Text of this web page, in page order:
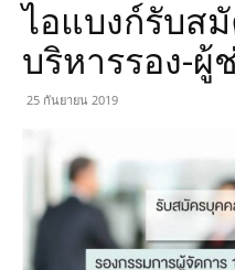
ไอแบงก์รับส
บริหารรอง-ผู้
25 กันยายน 2019